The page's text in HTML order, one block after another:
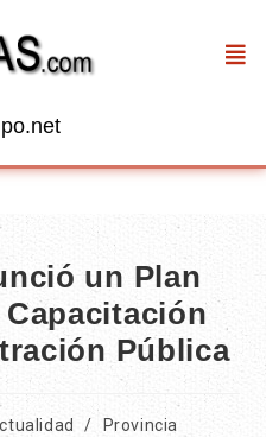
un Plan
Pública
/ Provincia